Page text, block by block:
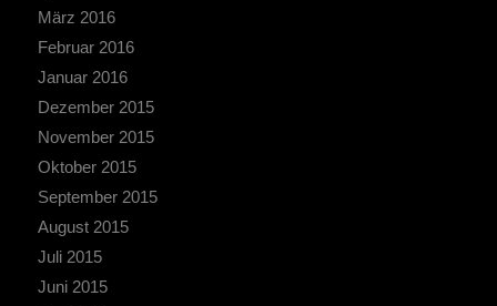
März 2016
Februar 2016
Januar 2016
Dezember 2015
November 2015
Oktober 2015
September 2015
August 2015
Juli 2015
Juni 2015